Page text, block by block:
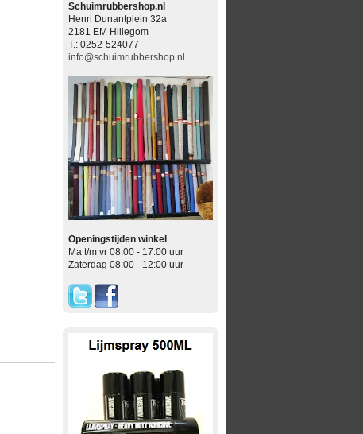
Schuimrubbershop.nl
Henri Dunantplein 32a
2181 EM Hillegom
T.: 0252-524077
info@schuimrubbershop.nl
Openingstijden winkel
Ma t/m vr 08:00 - 17:00 uur
Zaterdag 08:00 - 12:00 uur